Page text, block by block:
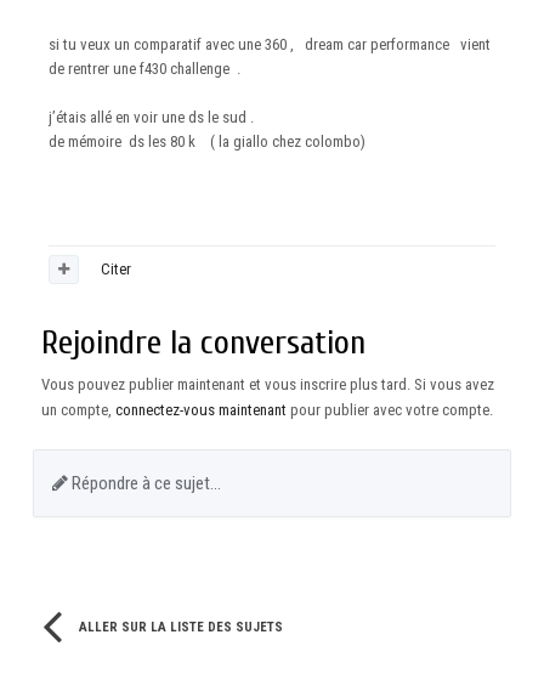
si tu veux un comparatif avec une 360 , dream car performance vient
de rentrer une f430 challenge .
j’étais allé en voir une ds le sud .
de mémoire ds les 80 k ( la giallo chez colombo)
Citer
Rejoindre la conversation
Vous pouvez publier maintenant et vous inscrire plus tard. Si vous avez
un compte, connectez-vous maintenant pour publier avec votre compte.
Répondre à ce sujet…
ALLER SUR LA LISTE DES SUJETS